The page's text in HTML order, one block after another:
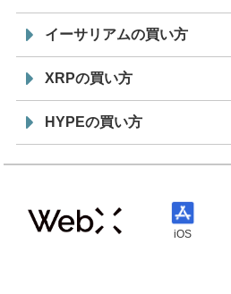
イーサリアムの買い方
XRPの買い方
HYPEの買い方
iOS